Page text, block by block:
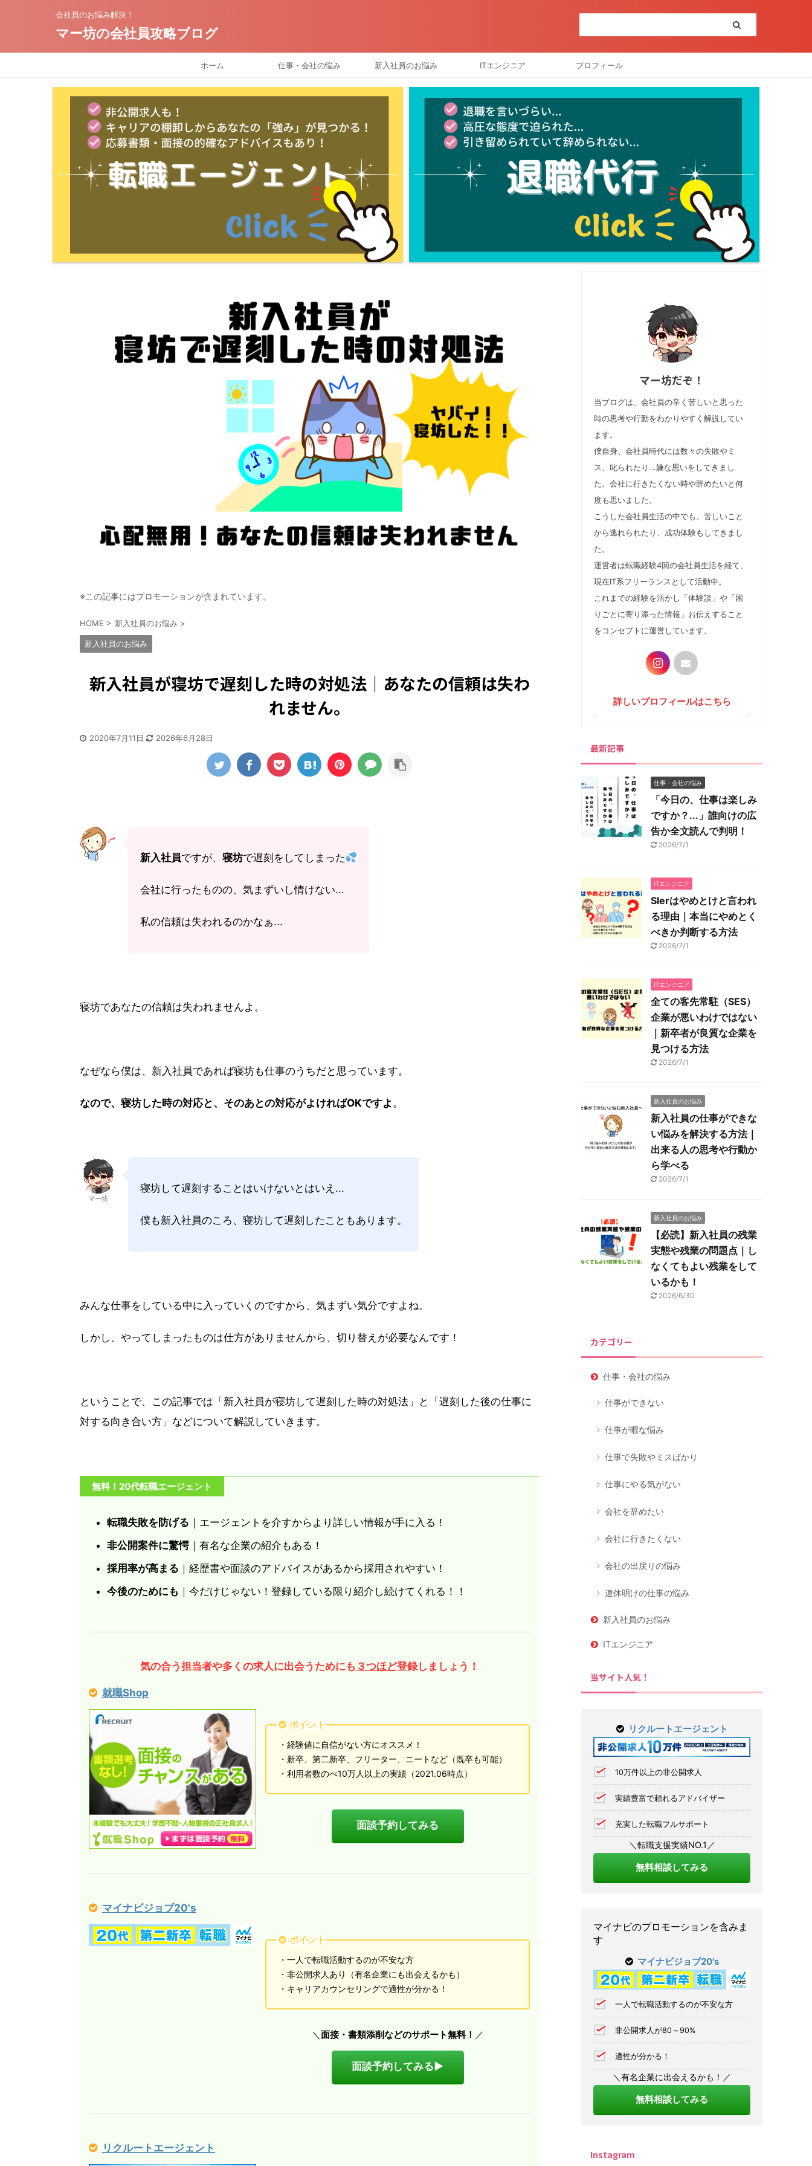
会社員のお悩み解決！
マー坊の会社員攻略ブログ
ホーム 仕事・会社の悩み 新入社員のお悩み ITエンジニア プロフィール
※この記事にはプロモーションが含まれています。
HOME > 新入社員のお悩み >
新入社員のお悩み
新入社員が寝坊で遅刻した時の対処法｜あなたの信頼は失わ
れません。
2020年7月11日 2026年6月28日
新入社員ですが、寝坊で遅刻をしてしまった
会社に行ったものの、気まずいし情けない...
私の信頼は失われるのかなぁ...
寝坊であなたの信頼は失われませんよ。
なぜなら僕は、新入社員であれば寝坊も仕事のうちだと思っています。
なので、寝坊した時の対応と、 そのあとの対応がよければOKですよ。
マー坊
寝坊して遅刻することはいけないとはいえ...
僕も新入社員のころ、寝坊して遅刻したこともあります。
みんな仕事をしている中に入っていくのですから、気まずい気分ですよね。
しかし、やってしまったものは仕方がありませんから、切り替えが必要なんです！
ということで、この記事では「新入社員が寝坊して遅刻した時の対処法」と「遅刻した後の仕事に
対する向き合い方」などについて解説していきます。
無料！20代転職エージェント
転職失敗を防げる ｜エージェントを介すからより詳しい情報が手に入る！
非公開案件に驚愕 ｜有名な企業の紹介もある！
採用率が高まる ｜経歴書や面談のアドバイスがあるから採用されやすい！
今後のためにも ｜今だけじゃない！登録している限り紹介し続けてくれる！！
気の合う担当者や多くの求人に出会うためにも ３つほど登録しましょう！
就職Shop
ポイント
・経験値に自信がない方にオススメ！
・新卒、第二新卒、フリーター、ニートなど（既卒も可能）
・利用者数のべ10万人以上の実績（2021.06時点）
面談予約してみる
マイナビジョブ20's
ポイント
・一人で転職活動するのが不安な方
・非公開求人あり（有名企業にも出会えるかも）
・キャリアカウンセリングで適性が分かる！
＼面接・書類添削などのサポート無料！ ／
面談予約してみる▶︎
リクルートエージェント
マー坊だぞ！
当ブログは、会社員の辛く苦しいと思った
時の思考や行動をわかりやすく解説してい
ます。
僕自身、会社員時代には数々の失敗やミ
ス、叱られたり...嫌な思いをしてきまし
た。会社に行きたくない時や辞めたいと何
度も思いました。
こうした会社員生活の中でも、苦しいこと
から逃れられたり、成功体験もしてきまし
た。
運営者は転職経験4回の会社員生活を経て、
現在IT系フリーランスとして活動中。
これまでの経験を活かし「体験談」や「困
りごとに寄り添った情報」お伝えすること
をコンセプトに運営しています。
詳しいプロフィールはこちら
最新記事
仕事・会社の悩み
「今日の、仕事は楽しみ
ですか？...」誰向けの広
告か全文読んで判明！
2026/7/1
ITエンジニア
SIerはやめとけと言われ
る理由｜本当にやめとく
べきか判断する方法
2026/7/1
ITエンジニア
全ての客先常駐（SES）
企業が悪いわけではない
｜新卒者が良質な企業を
見つける方法
2026/7/1
新入社員のお悩み
新入社員の仕事ができな
い悩みを解決する方法｜
出来る人の思考や行動か
ら学べる
2026/7/1
新入社員のお悩み
【必読】新入社員の残業
実態や残業の問題点｜し
なくてもよい残業をして
いるかも！
2026/6/30
カテゴリー
仕事・会社の悩み
仕事ができない
仕事が暇な悩み
仕事で失敗やミスばかり
仕事にやる気がない
会社を辞めたい
会社に行きたくない
会社の出戻りの悩み
連休明けの仕事の悩み
新入社員のお悩み
ITエンジニア
当サイト人気！
リクルートエージェント
10万件以上の非公開求人
実績豊富で頼れるアドバイザー
充実した転職フルサポート
＼転職支援実績NO.1／
無料相談してみる
マイナビのプロモーションを含みま
す
マイナビジョブ20's
一人で転職活動するのが不安な方
非公開求人が80～90%
適性が分かる！
＼有名企業に出会えるかも！／
無料相談してみる
Instagram